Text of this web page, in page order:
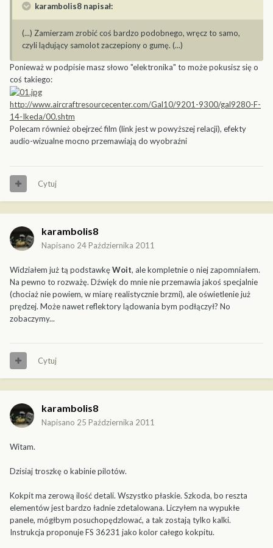
karambolis8 napisał:
(...) Zamierzam zrobić coś bardzo podobnego, wręcz to samo,
czyli lądujący samolot zaczepiony o gumę. (...)
Ponieważ w podpisie masz słowo "elektronika" to może pokusisz się o
coś takiego:
http://www.aircraftresourcecenter.com/Gal10/9201-9300/gal9280-F-
14-Ikeda/00.shtm
Polecam również obejrzeć film (link jest w powyższej relacji), efekty
audio-wizualne mocno przemawiają do wyobraźni
Cytuj
karambolis8
Napisano 24 Października 2011
Widziałem już tą podstawkęWoit, ale kompletnie o niej zapomniałem.
Na pewno to rozważę. Dźwięk do mnie nie przemawia jakoś specjalnie
(chociaż nie powiem, w miarę realistycznie brzmi), ale oświetlenie już
prędzej. Może nawet reflektory lądowania bym podłączył? No
zobaczymy...
Cytuj
karambolis8
Napisano 25 Października 2011
Witam.
Dzisiaj troszkę o kabinie pilotów.
Kokpit ma zerową ilość detali. Wszystko płaskie. Szkoda, bo reszta
elementów jest bardzo ładnie zdetalowana. Liczyłem na wypukłe
panele, mógłbym posuchopędzlować, a tak zostają tylko kalki.
Instrukcja proponuje FS 36231 jako kolor całego kokpitu.